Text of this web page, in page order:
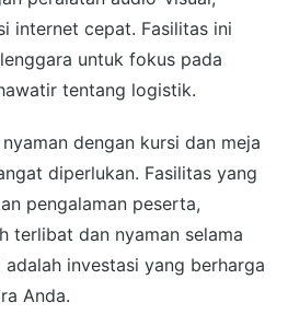
internet cepat. Fasilitas ini
untuk fokus pada
tentang logistik.
dengan kursi dan meja
diperlukan. Fasilitas yang
pengalaman peserta,
terlibat dan nyaman selama
investasi yang berharga
Anda.